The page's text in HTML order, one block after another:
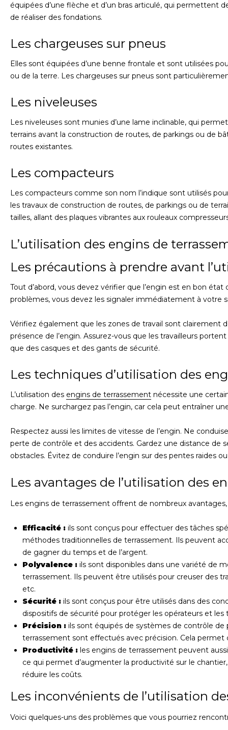
équipées d’une flèche et d’un bras articulé, qui permettent
de réaliser des fondations.
Les chargeuses sur pneus
Elles sont équipées d’une benne frontale et sont utilisées
ou de la terre. Les chargeuses sur pneus sont
Les niveleuses
Les niveleuses sont munies d’une lame inclinable, qui
terrains avant la construction de routes, de parkings ou de
routes existantes.
Les compacteurs
Les compacteurs comme son nom l’indique sont utilisés
les travaux de construction de routes, de parkings ou de
tailles, allant des plaques vibrantes aux rouleaux
L’utilisation des engins de
Les précautions à prendre avant
Tout d’abord, vous devez vérifier que l’engin est en bon
problèmes, vous devez les signaler immédiatement à votre
Vérifiez également que les zones de travail sont clairement
présence de l’engin. Assurez-vous que les travailleurs
que des casques et des gants de sécurité.
Les techniques d’utilisation des
L’utilisation des engins de terrassement nécessite une
charge. Ne surchargez pas l’engin, car cela peut entraîner
Respectez aussi les limites de vitesse de l’engin. Ne
perte de contrôle et des accidents. Gardez une distance de
obstacles. Évitez de conduire l’engin sur des pentes raides
Les avantages de l’utilisation des
Les engins de terrassement offrent de nombreux
Efficacité : ils sont conçus pour effectuer des tâches
méthodes traditionnelles de terrassement. Ils peuvent
de gagner du temps et de l’argent.
Polyvalence : ils sont disponibles dans une variété de
terrassement. Ils peuvent être utilisés pour creuser des
etc.
Sécurité : ils sont conçus pour être utilisés dans des
dispositifs de sécurité pour protéger les opérateurs et les
Précision : ils sont équipés de systèmes de contrôle de
terrassement sont effectués avec précision. Cela permet
Productivité : les engins de terrassement peuvent
ce qui permet d’augmenter la productivité sur le
réduire les coûts.
Les inconvénients de l’utilisation
Voici quelques-uns des problèmes que vous pourriez